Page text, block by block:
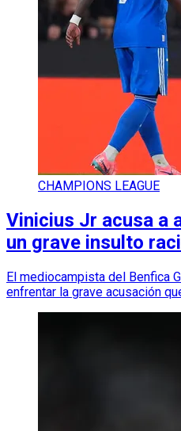
CHAMPIONS LEAGUE
Vinicius Jr acusa a
un grave insulto
El mediocampista del Benfica
enfrentar la grave acusación